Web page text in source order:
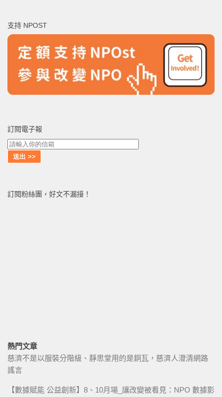
字:
支持 NPOST
訂閱電子報
訂閱粉絲團，好文不漏接！
熱門文章
慈濟不是以服裝分階級、靜思堂用的是銅瓦，慈濟人澄清網路
謠言
【數據賦能 公益創新】8、10月場_讓改變被看見：NPO 數據影